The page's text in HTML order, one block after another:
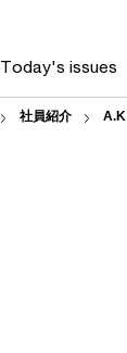
Today's issues
社員紹介 A.K